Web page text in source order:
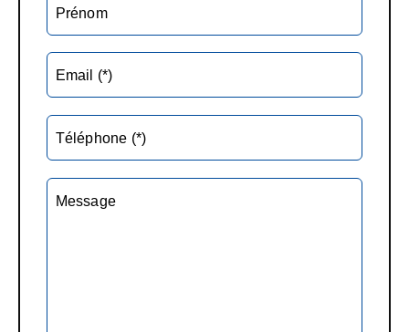
Prénom
Email (*)
Téléphone (*)
Message